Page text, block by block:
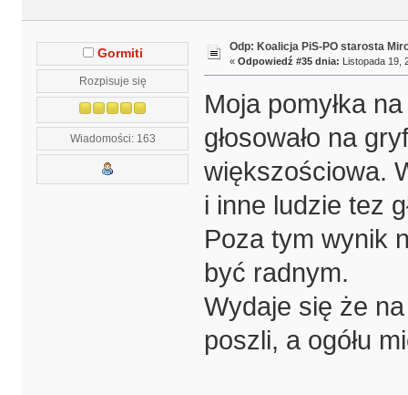
Gormiti
Rozpisuje się
Wiadomości: 163
Odp: Koalicja PiS-PO starosta
« Odpowiedź #35 dnia: Listopada 19,
Moja pomyłka
głosowało na
większościowa.
i inne ludzie tez
Poza tym wynik
być radnym.
Wydaje się że
poszli, a ogółu